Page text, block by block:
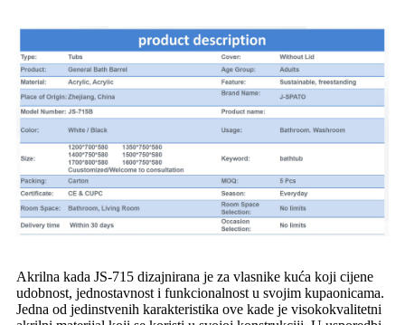
Akrilna kada JS-715 dizajnirana je za vlasnike kuća koji cijene
udobnost, jednostavnost i funkcionalnost u svojim kupaonicama.
Jedna od jedinstvenih karakteristika ove kade je visokokvalitetni